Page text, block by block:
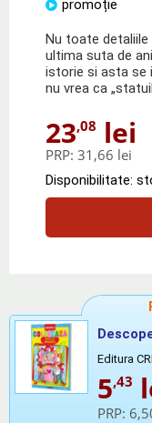
promoție
Nu toate detaliile
ultima suta de
istorie si asta se
nu vrea ca
23,08 lei
PRP: 31,66 lei
Disponibilitate:
Editura
5,43
PRP: